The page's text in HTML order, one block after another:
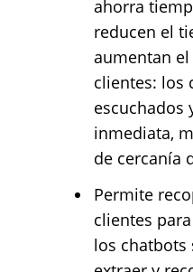
ahorra
reducen el
aumentan
clientes: los
escuchados
inmediata,
de cercanía
Permite
clientes
los chatbots